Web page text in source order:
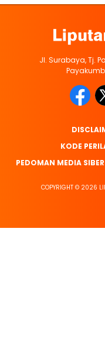
Jl. Surabaya, Tj.
KODE
PEDOMAN MEDIA SIBER
COPYRIGHT © 2026